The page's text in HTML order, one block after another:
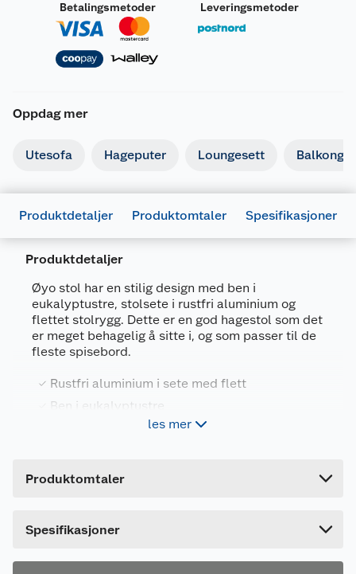
Betalingsmetoder Leveringsmetoder
Oppdag mer
Utesofa Hageputer Loungesett
Produktdetaljer Produktomtaler Spesifikasjoner
Produktdetaljer
Øyo stol har en stilig design med ben i
eukalyptustre, stolsete i rustfri aluminium og
flettet stolrygg. Dette er en god hagestol som det
er meget behagelig å sitte i, og som passer til de
fleste spisebord.
Rustfri aluminium i sete med flett
Ben i eukalyptustre
Gode puter med vaskbare putetrekk
materialer som tåler norske værforhold. Den har
og flettet stolrygg. De grå putetrekkene er
les mer
Produktomtaler
Spesifikasjoner
Artikkelnummer
5705820365067
Leverandørens artikkelnummer
2993900000
Størrelse
Farge
SVART/NATUR
Lengde